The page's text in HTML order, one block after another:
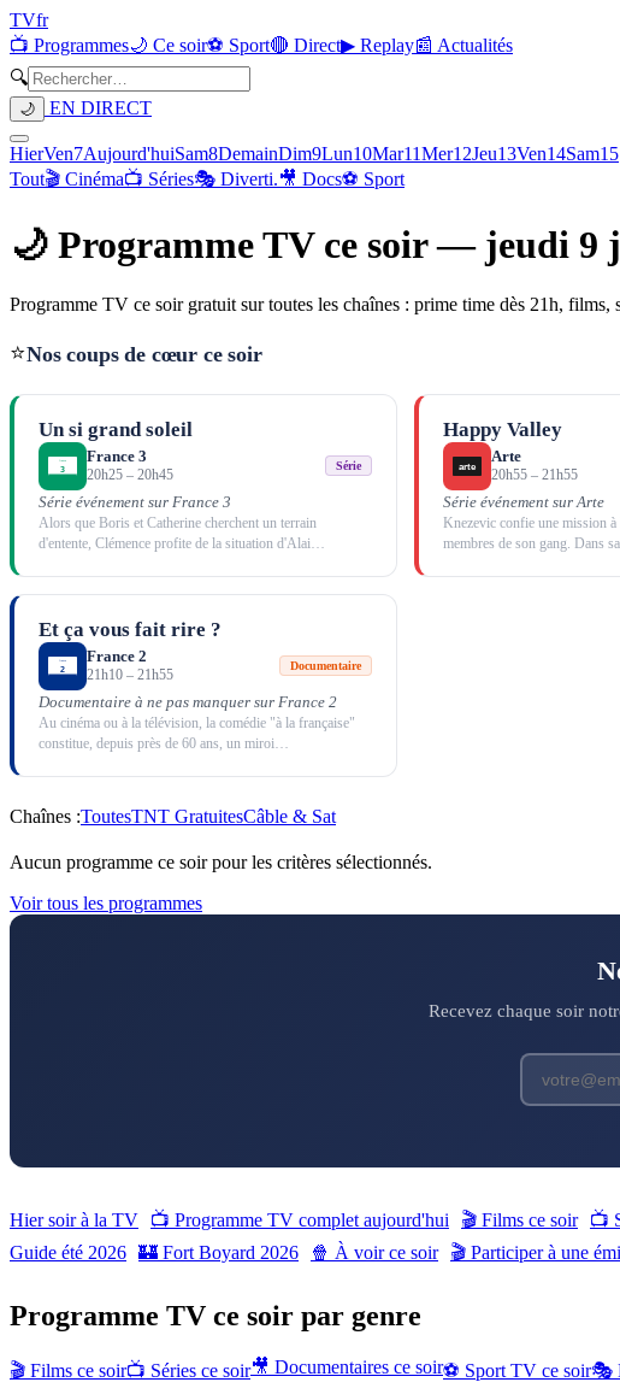
TVfr
📺 Programmes🌙 Ce soir⚽ Sport🔴 Direct▶ Replay📰 Actualités
🔍
🌙 EN DIRECT
HierVen7Aujourd'huiSam8DemainDim9Lun10Mar11Mer12Jeu13Ven14Sam15
Tout🎬 Cinéma📺 Séries🎭 Diverti.🎥 Docs⚽ Sport
🌙 Programme TV ce soir — jeudi 9
Programme TV ce soir gratuit sur toutes les chaînes : prime time dès 21h, films,
⭐Nos coups de cœur ce soir
Un si grand soleil
France 3
20h25 – 20h45
Série
Série événement sur France 3
Alors que Boris et Catherine cherchent un terrain
d'entente, Clémence profite de la situation d'Alai…
Happy Valley
Arte
20h55– 21h55
Série événement sur Arte
Knezevic confie une mission
membres de son gang. Dans
Et ça vous fait rire ?
France 2
21h10 – 21h55
Documentaire
Documentaire à ne pas manquer sur France 2
Au cinéma ou à la télévision, la comédie "à la française"
constitue, depuis près de 60 ans, un miroi…
Chaînes :ToutesTNT GratuitesCâble & Sat
Aucun programme ce soir pour les critères sélectionnés.
Voir tous les programmes
Recevez chaque soir
Hier soir à la TV 📺 Programme TV complet aujourd'hui 🎬 Films ce soir 📺
Guide été 2026 🏰 Fort Boyard 2026 🍿 À voir ce soir 🎬 Participer à une
Programme TV ce soir par genre
🎬 Films ce soir📺 Séries ce soir🎥 Documentaires ce soir⚽ Sport TV ce soir🎭